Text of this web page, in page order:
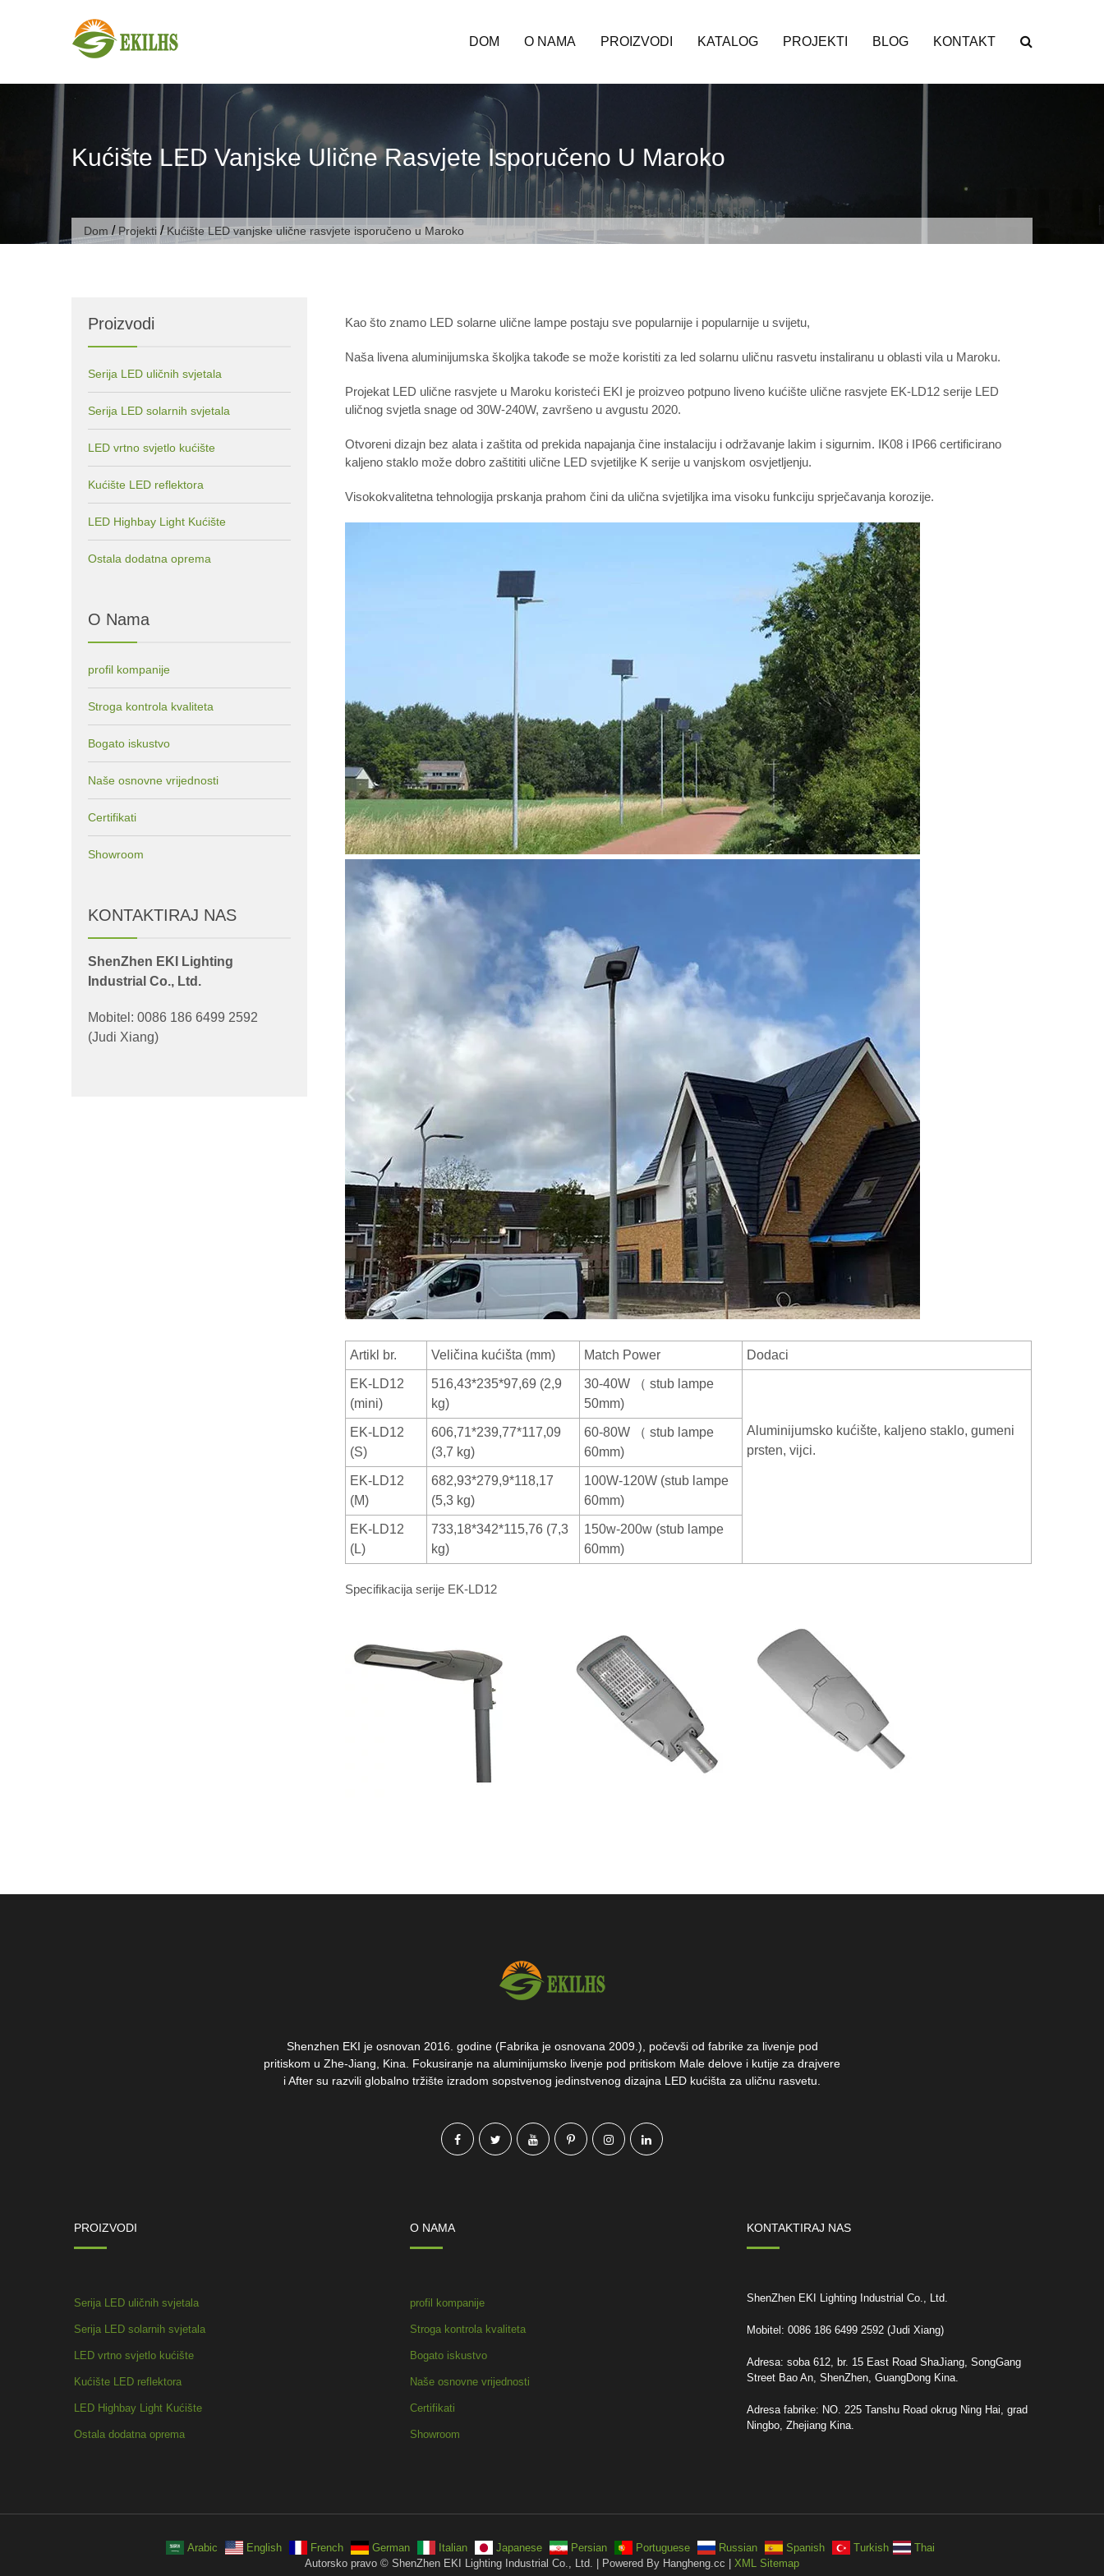
DOM O NAMA PROIZVODI KATALOG PROJEKTI BLOG KONTAKT
Kućište LED Vanjske Ulične Rasvjete Isporučeno U Maroko
Dom /Projekti /Kućište LED vanjske ulične rasvjete isporučeno u Maroko
Kao što znamo LED solarne ulične lampe postaju sve popularnije i popularnije u svijetu,
Naša livena aluminijumska školjka takođe se može koristiti za led solarnu uličnu rasvetu instaliranu u oblasti vila u Maroku.
Projekat LED ulične rasvjete u Maroku koristeći EKI je proizveo potpuno liveno kućište ulične rasvjete EK-LD12 serije LED
uličnog svjetla snage od 30W-240W, završeno u avgustu 2020.
Otvoreni dizajn bez alata i zaštita od prekida napajanja čine instalaciju i održavanje lakim i sigurnim. IK08 i IP66 certificirano
kaljeno staklo može dobro zaštititi ulične LED svjetiljke K serije u vanjskom osvjetljenju.
Visokokvalitetna tehnologija prskanja prahom čini da ulična svjetiljka ima visoku funkciju sprječavanja korozije.
Artikl br. Veličina kućišta (mm) Match Power Dodaci
EK-LD12
(mini)
516,43*235*97,69 (2,9
kg)
30-40W （ stub lampe
50mm)
Aluminijumsko kućište, kaljeno staklo, gumeni
prsten, vijci.
EK-LD12
(S)
606,71*239,77*117,09
(3,7 kg)
60-80W （ stub lampe
60mm)
EK-LD12
(M)
682,93*279,9*118,17
(5,3 kg)
100W-120W (stub lampe
60mm)
EK-LD12
(L)
733,18*342*115,76 (7,3
kg)
150w-200w (stub lampe
60mm)
Specifikacija serije EK-LD12
Proizvodi
Serija LED uličnih svjetala
Serija LED solarnih svjetala
LED vrtno svjetlo kućište
Kućište LED reflektora
LED Highbay Light Kućište
Ostala dodatna oprema
O Nama
profil kompanije
Stroga kontrola kvaliteta
Bogato iskustvo
Naše osnovne vrijednosti
Certifikati
Showroom
KONTAKTIRAJ NAS
ShenZhen EKI Lighting
Industrial Co., Ltd.
Mobitel: 0086 186 6499 2592
(Judi Xiang)
Shenzhen EKI je osnovan 2016. godine (Fabrika je osnovana 2009.), počevši od fabrike za livenje pod
pritiskom u Zhe-Jiang, Kina. Fokusiranje na aluminijumsko livenje pod pritiskom Male delove i kutije za drajvere
i After su razvili globalno tržište izradom sopstvenog jedinstvenog dizajna LED kućišta za uličnu rasvetu.
PROIZVODI
Serija LED uličnih svjetala
Serija LED solarnih svjetala
LED vrtno svjetlo kućište
Kućište LED reflektora
LED Highbay Light Kućište
Ostala dodatna oprema
O NAMA
profil kompanije
Stroga kontrola kvaliteta
Bogato iskustvo
Naše osnovne vrijednosti
Certifikati
Showroom
KONTAKTIRAJ NAS
ShenZhen EKI Lighting Industrial Co., Ltd.
Mobitel: 0086 186 6499 2592 (Judi Xiang)
Adresa: soba 612, br. 15 East Road ShaJiang, SongGang
Street Bao An, ShenZhen, GuangDong Kina.
Adresa fabrike: NO. 225 Tanshu Road okrug Ning Hai, grad
Ningbo, Zhejiang Kina.
Arabic English French German Italian Japanese Persian Portuguese Russian Spanish Turkish
Thai
Autorsko pravo © ShenZhen EKI Lighting Industrial Co., Ltd. | Powered By Hangheng.cc | XML Sitemap